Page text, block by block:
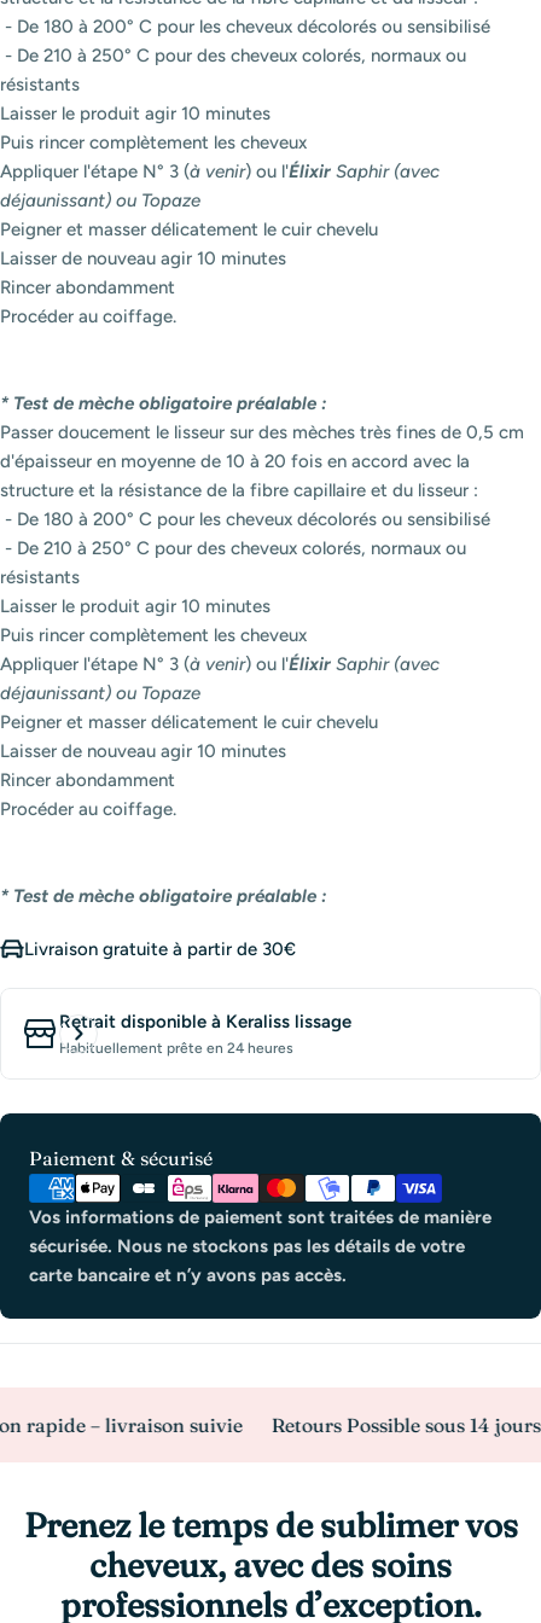
- De 180 à 200° C pour les cheveux décolorés ou sensibilisé
- De 210 à 250° C pour des cheveux colorés, normaux ou
résistants
Laisser le produit agir 10 minutes
Puis rincer complètement les cheveux
Appliquer l'étape N° 3 (à venir) ou l'Élixir Saphir (avec
déjaunissant) ou Topaze
Peigner et masser délicatement le cuir chevelu
Laisser de nouveau agir 10 minutes
Rincer abondamment
Procéder au coiffage.
* Test de mèche obligatoire préalable :
Passer doucement le lisseur sur des mèches très fines de 0,5 cm
d'épaisseur en moyenne de 10 à 20 fois en accord avec la
structure et la résistance de la fibre capillaire et du lisseur :
- De 180 à 200° C pour les cheveux décolorés ou sensibilisé
- De 210 à 250° C pour des cheveux colorés, normaux ou
résistants
Laisser le produit agir 10 minutes
Puis rincer complètement les cheveux
Appliquer l'étape N° 3 (à venir) ou l'Élixir Saphir (avec
déjaunissant) ou Topaze
Peigner et masser délicatement le cuir chevelu
Laisser de nouveau agir 10 minutes
Rincer abondamment
Procéder au coiffage.
* Test de mèche obligatoire préalable :
Livraison gratuite à partir de 30€
Retrait disponible à Keraliss lissage
Habituellement prête en 24 heures
Paiement & sécurisé
Modes
paiement
Vos informations de paiement sont traitées de manière
sécurisée. Nous ne stockons pas les détails de votre
carte bancaire et n’y avons pas accès.
– livraison suivie Retours Possible sous 14 jours
Prenez le temps de sublimer vos
cheveux, avec des soins
professionnels d’exception.